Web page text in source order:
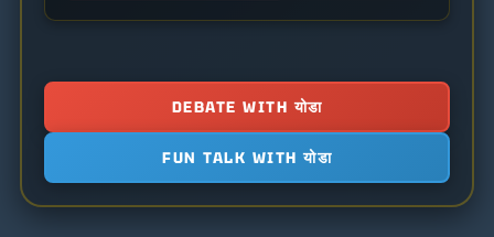
DEBATE WITH योडा
FUN TALK WITH योडा